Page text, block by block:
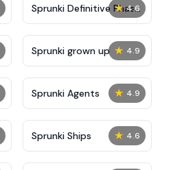
★ 4.6
Sprunki Definitive Phase
7
★ 4.9
Sprunki grown up
★ 4.9
Sprunki Agents
★ 4.6
Sprunki Ships